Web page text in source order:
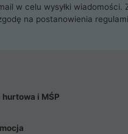
w celu wysyłki wiadomości.
na postanowienia
i MŚP